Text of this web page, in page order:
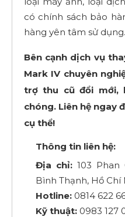
có chính sách bảo
hàng yên tâm sử dụng.
Bên cạnh dịch vụ
Mark IV chuyên
trợ thu cũ đổi mới,
chóng. Liên hệ ngay
cụ thể!
Thông tin liên hệ:
Địa chỉ: 103 Phan
Bình Thạnh, Hồ Chí
Hotline: 0814 622
Kỹ thuật: 0983 127